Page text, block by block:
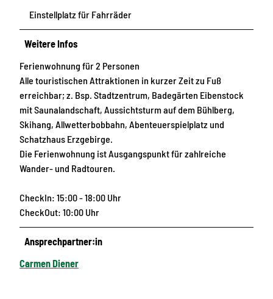
Einstellplatz für Fahrräder
Weitere Infos
Ferienwohnung für 2 Personen
Alle touristischen Attraktionen in kurzer Zeit zu Fuß
erreichbar; z. Bsp. Stadtzentrum, Badegärten Eibenstock
mit Saunalandschaft, Aussichtsturm auf dem Bühlberg,
Skihang, Allwetterbobbahn, Abenteuerspielplatz und
Schatzhaus Erzgebirge.
Die Ferienwohnung ist Ausgangspunkt für zahlreiche
Wander- und Radtouren.
CheckIn: 15:00 - 18:00 Uhr
CheckOut: 10:00 Uhr
Ansprechpartner:in
Carmen Diener